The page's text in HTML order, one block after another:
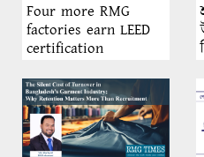
Four more RMG
factories earn LEED
certification